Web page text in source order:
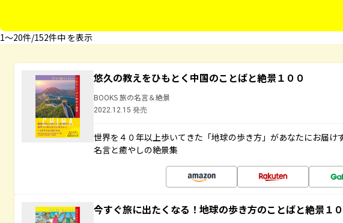
1〜20件/152件中 を表示
悠久の教えをひもとく中国のことばと絶景１００
BOOKS 旅の名言＆絶景
2022.12.15 発売
世界を４０年以上歩いてきた「地球の歩き方」があなたにお届け
名言と癒やしの絶景集
今すぐ旅に出たくなる！地球の歩き方のことばと絶景１